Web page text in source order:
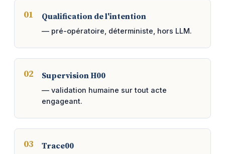
Qualification de l'intention
— pré-opératoire, déterministe, hors LLM.
Supervision H00
— validation humaine sur tout acte
engageant.
Trace00